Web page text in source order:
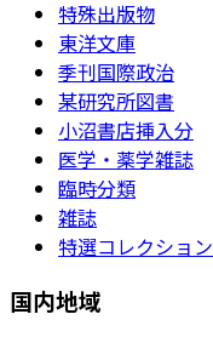
特殊出版物
東洋文庫
季刊国際政治
某研究所図書
小沼書店挿入分
医学・薬学雑誌
臨時分類
雑誌
特選コレクション
国内地域